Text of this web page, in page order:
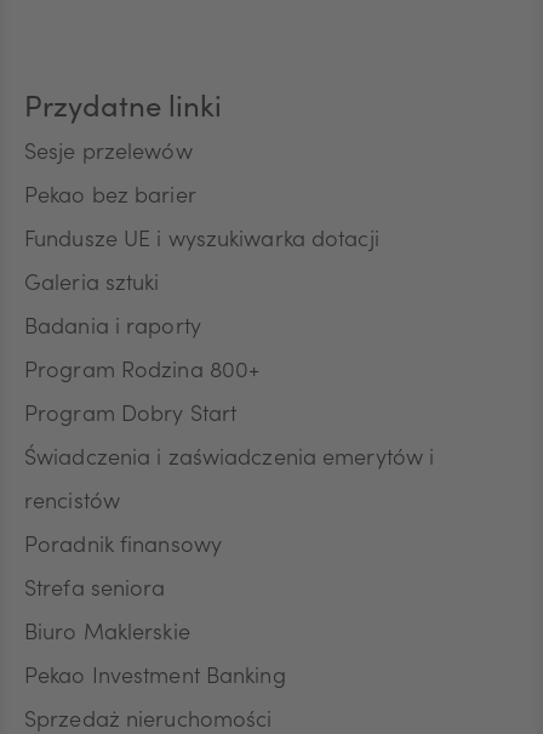
JPY
DKK
SEK
Przydatne linki
Sesje przelewów
Pekao bez barier
Fundusze UE i wyszukiwarka dotacji
Galeria sztuki
Badania i raporty
Program Rodzina 800+
Program Dobry Start
Świadczenia i zaświadczenia emerytów i
rencistów
Poradnik finansowy
Strefa seniora
Biuro Maklerskie
Pekao Investment Banking
Sprzedaż nieruchomości